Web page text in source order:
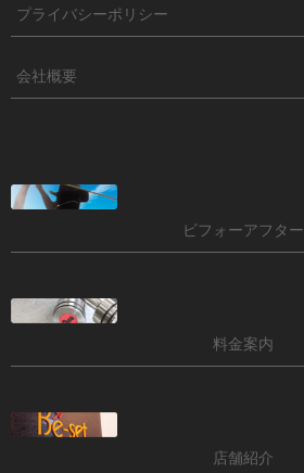
プライバシーポリシー
会社概要
ビフォーアフター
料金案内
店舗紹介